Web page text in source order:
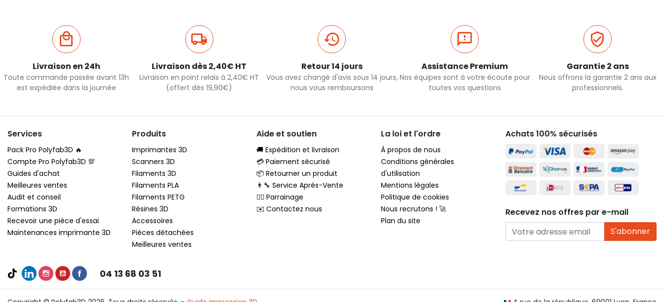
Livraison en 24h
Toute commande passée avant 13h
est expédiée dans la journée
Livraison dès 2,40€ HT
Livraison en point relais à 2,40€ HT
(offert dès 19,90€)
Retour 14 jours
Vous avez changé d'avis sous 14 jours,
nous vous remboursons
Assistance Premium
Nos équipes sont à votre écoute pour
toutes vos questions
Garantie 2 ans
Nous offrons la garantie 2 ans aux
professionnels.
Services
Pack Pro Polyfab3D 🔥
Compte Pro Polyfab3D 💯
Guides d'achat
Meilleures ventes
Audit et conseil
Formations 3D
Recevoir une pièce d'essai
Maintenances imprimante 3D
Produits
Imprimantes 3D
Scanners 3D
Filaments 3D
Filaments PLA
Filaments PETG
Résines 3D
Accessoires
Pièces détachées
Meilleures ventes
Aide et soutien
🚚 Expédition et livraison
💳 Paiement sécurisé
📦 Retourner un produit
👨‍🔧 Service Après-Vente
🦸‍♂️ Parrainage
✉️ Contactez nous
La loi et l'ordre
À propos de nous
Conditions générales
d'utilisation
Mentions légales
Politique de cookies
Nous recrutons ! 🚀
Plan du site
04 13 68 03 51
Achats 100% sécurisés
Recevez nos offres par e-mail
S'abonner